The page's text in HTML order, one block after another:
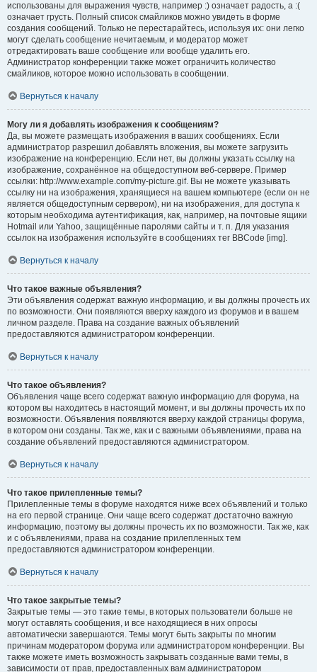
использованы для выражения чувств, например :) означает радость, а :(
означает грусть. Полный список смайликов можно увидеть в форме
создания сообщений. Только не перестарайтесь, используя их: они легко
могут сделать сообщение нечитаемым, и модератор может
отредактировать ваше сообщение или вообще удалить его.
Администратор конференции также может ограничить количество
смайликов, которое можно использовать в сообщении.
Вернуться к началу
Могу ли я добавлять изображения к сообщениям?
Да, вы можете размещать изображения в ваших сообщениях. Если
администратор разрешил добавлять вложения, вы можете загрузить
изображение на конференцию. Если нет, вы должны указать ссылку на
изображение, сохранённое на общедоступном веб-сервере. Пример
ссылки: http://www.example.com/my-picture.gif. Вы не можете указывать
ссылку ни на изображения, хранящиеся на вашем компьютере (если он не
является общедоступным сервером), ни на изображения, для доступа к
которым необходима аутентификация, как, например, на почтовые ящики
Hotmail или Yahoo, защищённые паролями сайты и т. п. Для указания
ссылок на изображения используйте в сообщениях тег BBCode [img].
Вернуться к началу
Что такое важные объявления?
Эти объявления содержат важную информацию, и вы должны прочесть их
по возможности. Они появляются вверху каждого из форумов и в вашем
личном разделе. Права на создание важных объявлений
предоставляются администратором конференции.
Вернуться к началу
Что такое объявления?
Объявления чаще всего содержат важную информацию для форума, на
котором вы находитесь в настоящий момент, и вы должны прочесть их по
возможности. Объявления появляются вверху каждой страницы форума,
в котором они созданы. Так же, как и с важными объявлениями, права на
создание объявлений предоставляются администратором.
Вернуться к началу
Что такое прилепленные темы?
Прилепленные темы в форуме находятся ниже всех объявлений и только
на его первой странице. Они чаще всего содержат достаточно важную
информацию, поэтому вы должны прочесть их по возможности. Так же, как
и с объявлениями, права на создание прилепленных тем
предоставляются администратором конференции.
Вернуться к началу
Что такое закрытые темы?
Закрытые темы — это такие темы, в которых пользователи больше не
могут оставлять сообщения, и все находящиеся в них опросы
автоматически завершаются. Темы могут быть закрыты по многим
причинам модератором форума или администратором конференции. Вы
также можете иметь возможность закрывать созданные вами темы, в
зависимости от прав, предоставленных вам администратором